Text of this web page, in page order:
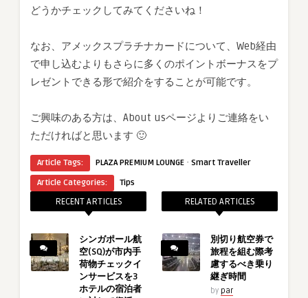
どうかチェックしてみてくださいね！
なお、アメックスプラチナカードについて、Web経由
で申し込むよりもさらに多くのポイントボーナスをプ
レゼントできる形で紹介をすることが可能です。
ご興味のある方は、About usページよりご連絡をい
ただければと思います 🙂
Article Tags: PLAZA PREMIUM LOUNGE · Smart Traveller
Article Categories:
Tips
RECENT ARTICLES
シンガポール航
空(SQ)が市内手
荷物チェックイ
ンサービスを3
ホテルの宿泊者
RELATED ARTICLES
別切り航空券で
旅程を組む際考
慮するべき乗り
継ぎ時間
by par